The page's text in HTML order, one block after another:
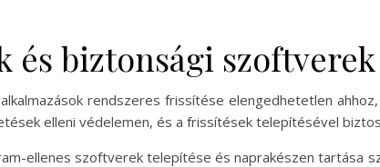
és biztonsági
rendszeres frissítése elengedhetetlen
elleni védelemen, és a frissítések telepítésével
ellenes szoftverek telepítése és naprakészen tartása